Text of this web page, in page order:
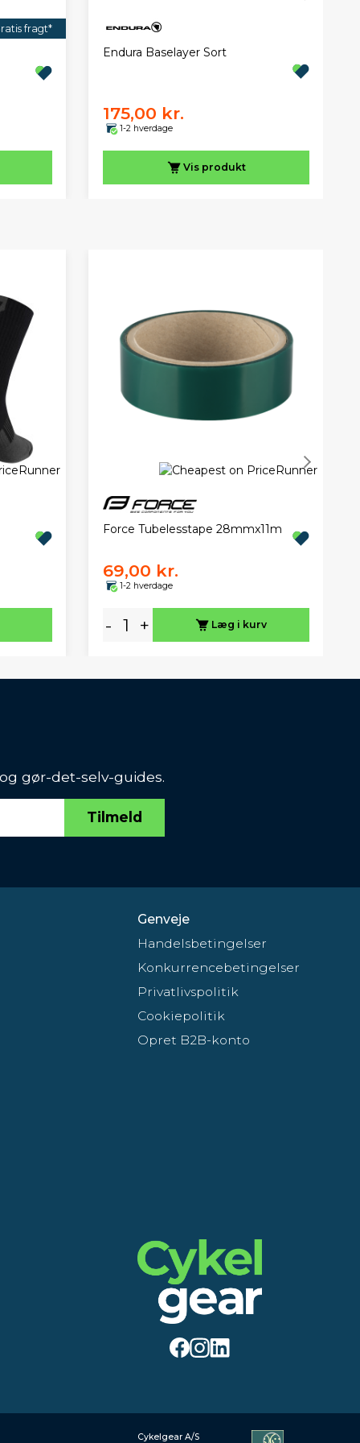
fragt*
Endura Baselayer Sort
175,00 kr.
1-2 hverdage
Vis produkt
Force Tubelesstape 28mmx11m
69,00 kr.
1-2 hverdage
- + Læg i kurv
gør-det-selv-guides.
Tilmeld
Genveje
Handelsbetingelser
Konkurrencebetingelser
Privatlivspolitik
Cookiepolitik
Opret B2B-konto
Cykelgear A/S